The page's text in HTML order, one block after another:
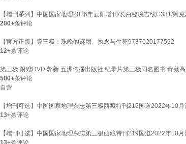
【增刊系列】中国国家地理2026年云阳增刊/长白秘境吉线G331/阿
200+条评论
【官方正版】第三极：珠峰的谜团、执念与生死9787020177592
12+条评论
第三极 附赠DVD 郭新 五洲传播出版社 纪录片第三极同名图书 青藏
500+条评论
自营
【增刊可选】中国国家地理杂志第三极西藏特刊219国道2022年10
13+条评论
【增刊可选】中国国家地理杂志第三极西藏特刊219国道2022年10
13+条评论